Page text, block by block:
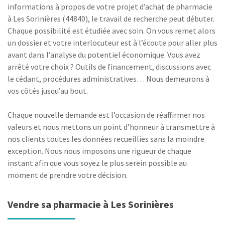
informations à propos de votre projet d’achat de pharmacie
à Les Sorinières (44840), le travail de recherche peut débuter.
Chaque possibilité est étudiée avec soin. On vous remet alors
un dossier et votre interlocuteur est à l’écoute pour aller plus
avant dans l’analyse du potentiel économique. Vous avez
arrêté votre choix ? Outils de financement, discussions avec
le cédant, procédures administratives… Nous demeurons à
vos côtés jusqu’au bout.
Chaque nouvelle demande est l’occasion de réaffirmer nos
valeurs et nous mettons un point d’honneur à transmettre à
nos clients toutes les données recueillies sans la moindre
exception. Nous nous imposons une rigueur de chaque
instant afin que vous soyez le plus serein possible au
moment de prendre votre décision.
Vendre sa pharmacie à Les Sorinières